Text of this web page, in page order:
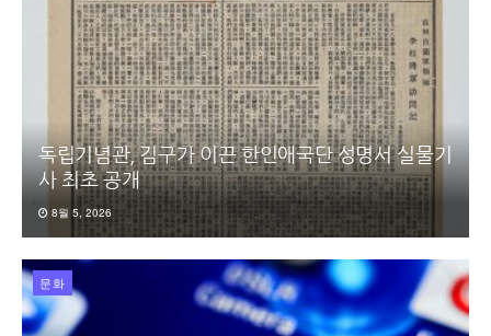
독립기념관, 김구가 이끈 한인애국단 성명서 실물기
사 최초 공개
8월 5, 2026
문화